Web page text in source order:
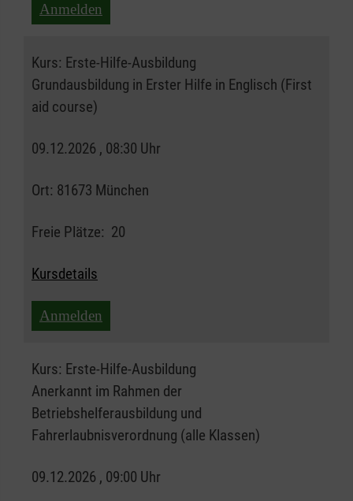
Anmelden
Kurs: Erste-Hilfe-Ausbildung
Grundausbildung in Erster Hilfe in Englisch (First
aid course)
09.12.2026 , 08:30 Uhr
Ort: 81673 München
Freie Plätze: 20
Kursdetails
Anmelden
Kurs: Erste-Hilfe-Ausbildung
Anerkannt im Rahmen der
Betriebshelferausbildung und
Fahrerlaubnisverordnung (alle Klassen)
09.12.2026 , 09:00 Uhr